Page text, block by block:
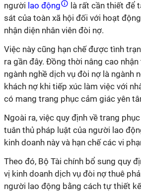
người lao động
là rất cần thiết để
sát của toàn xã hội đối với hoạt
nhận diện nhân viên đòi nợ.
Việc này cũng hạn chế được tình
ra gần đây. Đồng thời nâng cao
ngành nghề dịch vụ đòi nợ là ngành
khách nợ khi tiếp xúc làm việc với
có mang trang phục cảm giác yên
Ngoài ra, việc quy định về trang
tuân thủ pháp luật của người lao
kinh doanh này và hạn chế các vi
Theo đó, Bộ Tài chính bổ sung quy
vị kinh doanh dịch vụ đòi nợ thuê
người lao động bằng cách tự thiết